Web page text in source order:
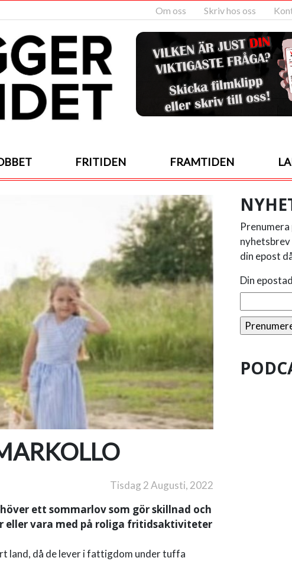
Om oss Skriv hos oss
FRITIDEN FRAMTIDEN
Tisdag 2 Augusti, 2022
ett sommarlov som gör skillnad och
eller vara med på roliga fritidsaktiviteter
land, då de lever i fattigdom under tuffa
Prenumera
din epost
Din